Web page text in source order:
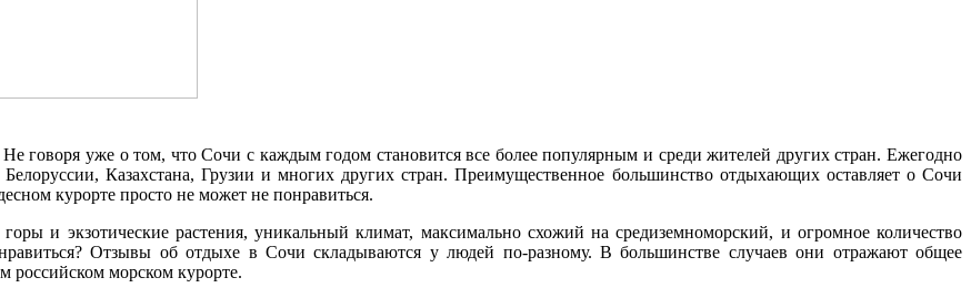
говоря уже о том, что Сочи с каждым годом становится все более популярным и среди жителей других стран. Ежегодно
Казахстана, Грузии и многих других стран. Преимущественное большинство отдыхающих оставляет о Сочи
курорте просто не может не понравиться.
и экзотические растения, уникальный климат, максимально схожий на средиземноморский, и огромное количество
Отзывы об отдыхе в Сочи складываются у людей по-разному. В большинстве случаев они отражают общее
российском морском курорте.